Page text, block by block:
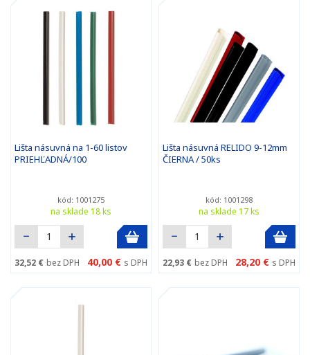
Lišta násuvná na 1-60 listov
PRIEHĽADNÁ/100
kód: 1001275
na sklade 18 ks
32,52 € bez DPH 40,00 € s DPH
Lišta násuvná RELIDO 9-12mm
ČIERNA / 50ks
kód: 1001298
na sklade 17 ks
22,93 € bez DPH 28,20 € s DPH